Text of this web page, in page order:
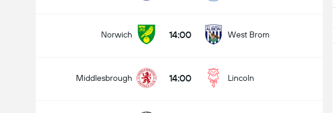
Norwich 14:00 West Brom
Middlesbrough 14:00 Lincoln